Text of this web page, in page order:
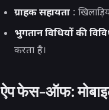
ग्राहक सहायता:
भुगतान विधियों की
करता है।
ऐप फेस-ऑफ: